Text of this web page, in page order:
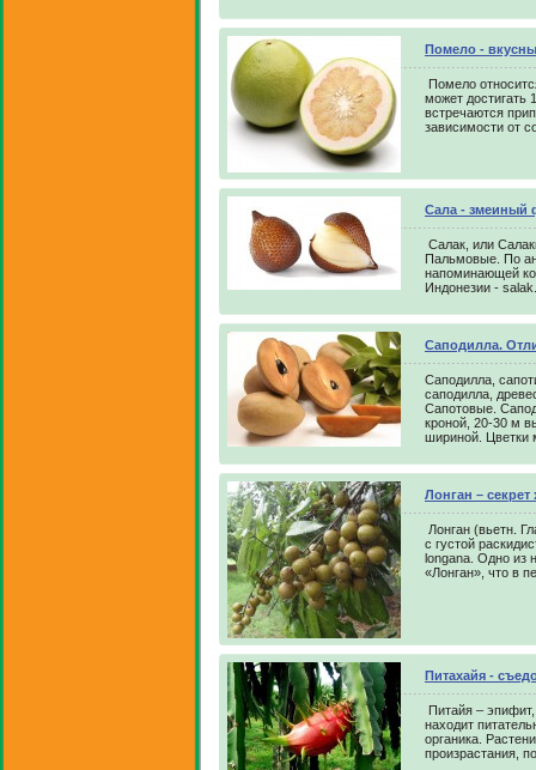
Помело -
Помело
может достигать
встречаются
зависимости от
Сала - змеиный
Салак, или
Пальмовые. По
напоминающей
Индонезии - salak.
Саподилла.
Саподилла,
саподилла,
Сапотовые.
кроной, 20-30 м
шириной. Цветки
Лонган –
Лонган (вьетн.
с густой
longana. Одно из
«Лонган», что в
Питахайя -
Питайя –
находит
органика.
произрастания,